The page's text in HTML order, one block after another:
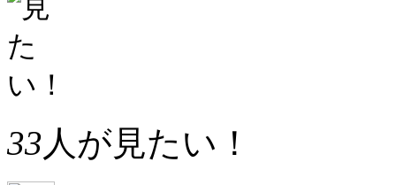
33人が見たい！